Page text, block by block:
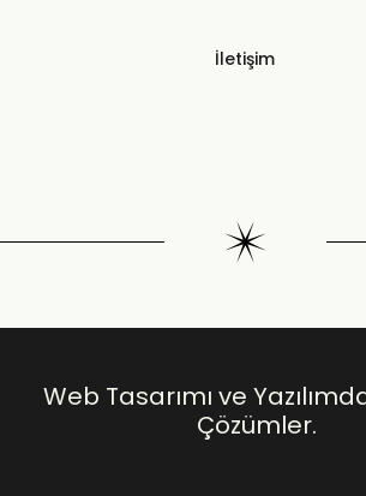
İletişim
Web Tasarımı ve
Çözümler.